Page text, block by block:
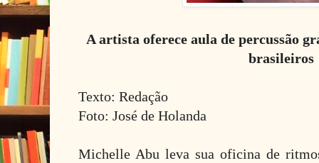
A artista oferece aula de percussão
brasileiros
Texto: Redação
Foto: José de Holanda
Michelle Abu leva sua oficina de